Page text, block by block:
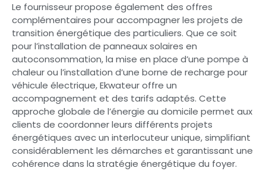
Le fournisseur propose également des offres
complémentaires pour accompagner les projets de
transition énergétique des particuliers. Que ce soit
pour l’installation de panneaux solaires en
autoconsommation, la mise en place d’une pompe à
chaleur ou l’installation d’une borne de recharge pour
véhicule électrique, Ekwateur offre un
accompagnement et des tarifs adaptés. Cette
approche globale de l’énergie au domicile permet aux
clients de coordonner leurs différents projets
énergétiques avec un interlocuteur unique, simplifiant
considérablement les démarches et garantissant une
cohérence dans la stratégie énergétique du foyer.